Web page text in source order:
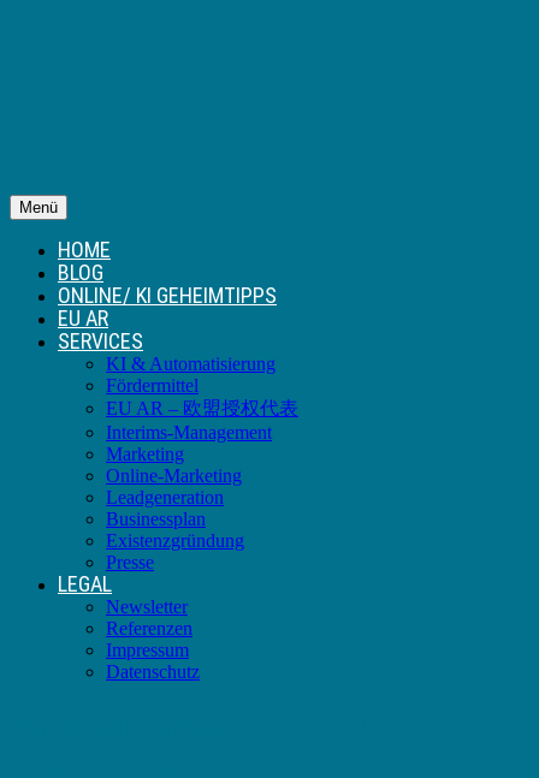
Menü
HOME
BLOG
ONLINE/ KI GEHEIMTIPPS
EU AR
SERVICES
KI & Automatisierung
Fördermittel
EU AR – 欧盟授权代表
Interims-Management
Marketing
Online-Marketing
Leadgeneration
Businessplan
Existenzgründung
Presse
LEGAL
Newsletter
Referenzen
Impressum
Datenschutz